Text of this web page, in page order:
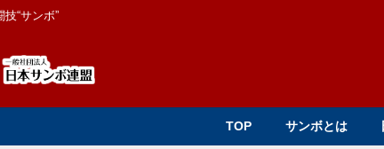
“サンボ”
TOP サンボとは